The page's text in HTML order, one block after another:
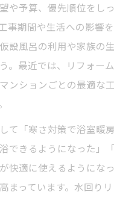
や予算、優先順位をし
事期間や生活への影響を
設風呂の利用や家族の
。最近では、リフォー
ンションごとの最適な
て「寒さ対策で浴室暖
できるようになった」
快適に使えるようにな
まっています。水回り